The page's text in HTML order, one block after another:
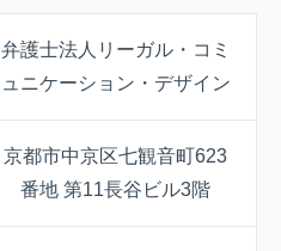
弁護士法人リーガル・コミ
ュニケーション・デザイン
京都市中京区七観音町623
番地 第11長谷ビル3階